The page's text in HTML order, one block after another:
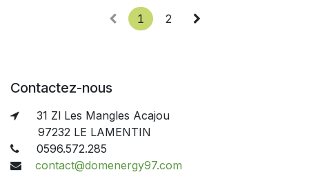
1 2
Contactez-nous
31 Zl Les Mangles Acajou
97232 LE LAMENTIN
0596.572.285
contact@domenergy97.com